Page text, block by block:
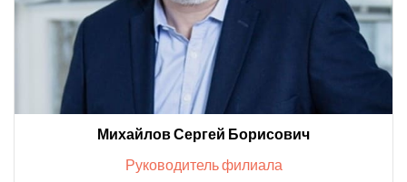
Михайлов Сергей Борисович
Руководитель филиала